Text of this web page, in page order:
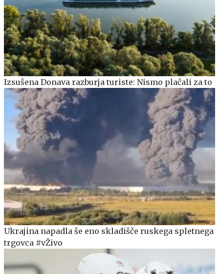
Izsušena Donava razburja turiste: Nismo plačali za to
Ukrajina napadla še eno skladišče ruskega spletnega
trgovca #vŽivo